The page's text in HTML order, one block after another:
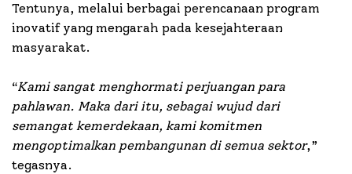
Tentunya, melalui berbagai perencanaan program
inovatif yang mengarah pada kesejahteraan
masyarakat.
“Kami sangat menghormati perjuangan para
pahlawan. Maka dari itu, sebagai wujud dari
semangat kemerdekaan, kami komitmen
mengoptimalkan pembangunan di semua sektor,”
tegasnya.